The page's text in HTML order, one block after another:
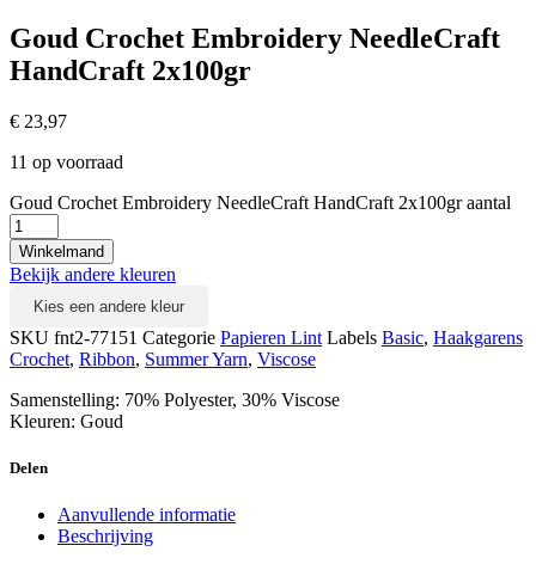
Goud Crochet Embroidery NeedleCraft
HandCraft 2x100gr
€ 23,97
11 op voorraad
Goud Crochet Embroidery NeedleCraft HandCraft 2x100gr aantal
Winkelmand
Bekijk andere kleuren
Kies een andere kleur
SKU fnt2-77151 Categorie Papieren Lint Labels Basic, Haakgarens
Crochet, Ribbon, Summer Yarn, Viscose
Samenstelling: 70% Polyester, 30% Viscose
Kleuren: Goud
Delen
Aanvullende informatie
Beschrijving